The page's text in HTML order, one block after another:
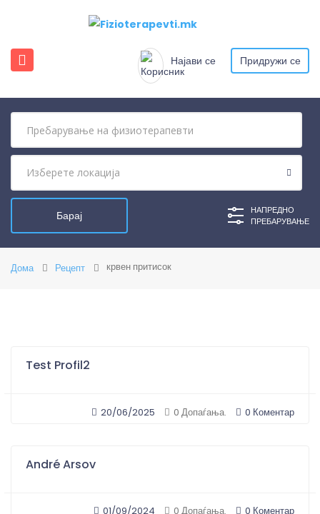
Најави се Придружи се
НАПРЕДНО
ПРЕБАРУВАЊЕ
Дома Рецепт крвен притисок
Test Profil2
20/06/2025 0 Допаѓања. 0 Коментар
André Arsov
01/09/2024 0 Допаѓања. 0 Коментар